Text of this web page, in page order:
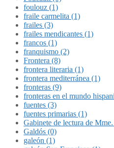
foulouz (1)
fraile carmelita (1)
frailes (3)
frailes mendicantes (1)
francos (1)
franquismo (2)
Frontera (8)
frontera literaria (1)
frontera mediterránea (1)
fronteras (9)
fronteras en el mundo
fuentes (3)
fuentes primarias (1)
Gabinete de lectura de
Galdós (0)
galeón (1)